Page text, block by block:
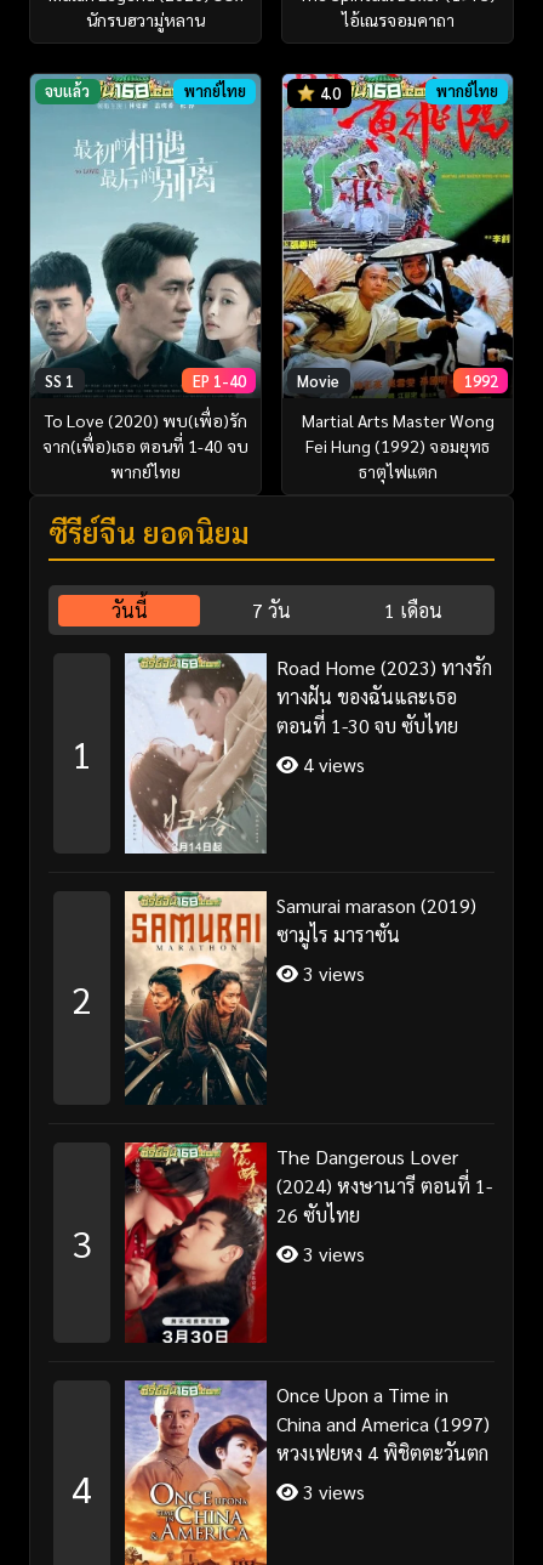
นักรบฮวามู่หลาน
ไอ้เณรจอมคาถา
จบแล้ว พากย์ไทย
SS 1 EP 1-40
To Love (2020) พบ(เพื่อ)รัก
จาก(เพื่อ)เธอ ตอนที่ 1-40 จบ
พากย์ไทย
4.0 พากย์ไทย
Movie 1992
Martial Arts Master Wong
Fei Hung (1992) จอมยุทธ
ธาตุไฟแตก
ซีรี่ย์จีน ยอดนิยม
วันนี้ 7 วัน 1 เดือน
1
Road Home (2023) ทางรัก
ทางฝัน ของฉันและเธอ
ตอนที่ 1-30 จบ ซับไทย
4 views
2
Samurai marason (2019)
ซามูไร มาราซัน
3 views
3
The Dangerous Lover
(2024) หงษานารี ตอนที่ 1-
26 ซับไทย
3 views
4
Once Upon a Time in
China and America (1997)
หวงเฟยหง 4 พิชิตตะวันตก
3 views